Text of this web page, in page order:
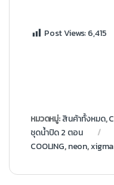
Post Views:6,415
หมวดหมู่:สินค้าทั้งหมด,
ชุดน้ำปิด 2 ตอน
COOLING,neon,